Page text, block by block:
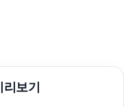
폰테크
리보기